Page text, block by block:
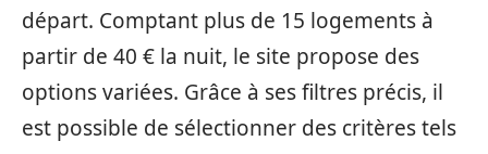
départ. Comptant plus de 15 logements à
partir de 40 € la nuit, le site propose des
options variées. Grâce à ses filtres précis, il
est possible de sélectionner des critères tels